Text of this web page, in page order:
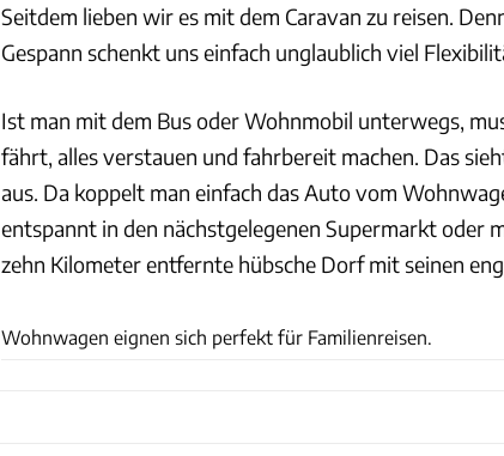
Seitdem lieben wir es mit dem Caravan zu reisen.
Gespann schenkt uns einfach unglaublich viel
Ist man mit dem Bus oder Wohnmobil unterwegs,
fährt, alles verstauen und fahrbereit machen. Das
aus. Da koppelt man einfach das Auto vom
entspannt in den nächstgelegenen Supermarkt oder
zehn Kilometer entfernte hübsche Dorf mit seinen
Wohnwagen eignen sich perfekt für Familienreisen.